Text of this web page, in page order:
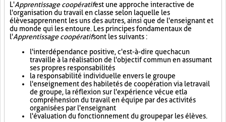
L'Apprentissage coopératifest une approche interactive de
l'organisation du travail en classe selon laquelle les
élèves apprennent les uns des autres, ainsi que de l'enseignant et
du monde qui les entoure. Les principes fondamentaux de
l'Apprentissage coopératifsont les suivants :
l'interdépendance positive, c'est-à-dire que chacun
travaille à la réalisation de l'objectif commun en assumant
ses propres responsabilités
la responsabilité individuelle envers le groupe
l'enseignement des habiletés de coopération via le travail
de groupe, la réflexion sur l'expérience vécue et la
compréhension du travail en équipe par des activités
organisées par l'enseignant
l'évaluation du fonctionnement du groupe par les élèves.